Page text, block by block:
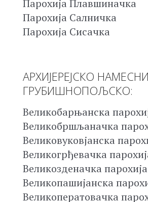
Парохија Плавшиначка
Парохија Салничка
Парохија Сисачка
АРХИЈЕРЕЈСКО
ГРУБИШНОПОЉСКО:
Великобарњанска
Великобршљаначка
Великовуковјанска
Великогрђевачка
Великозденачка парохија
Великопашијанска
Великоператовачка